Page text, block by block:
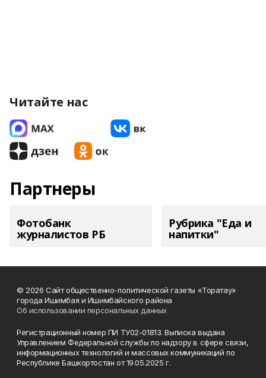
Читайте нас
Партнеры
Фотобанк
журналистов РБ
Рубрика "Еда и
напитки"
© 2026 Сайт общественно-политической газеты «Торатау»
города Ишимбая и Ишимбайского района
Об использовании персональных данных
Регистрационный номер ПИ ТУ02-01813. Выписка выдана
Управлением Федеральной службы по надзору в сфере связи,
информационных технологий и массовых коммуникаций по
Республике Башкортостан от 19.05.2025 г.